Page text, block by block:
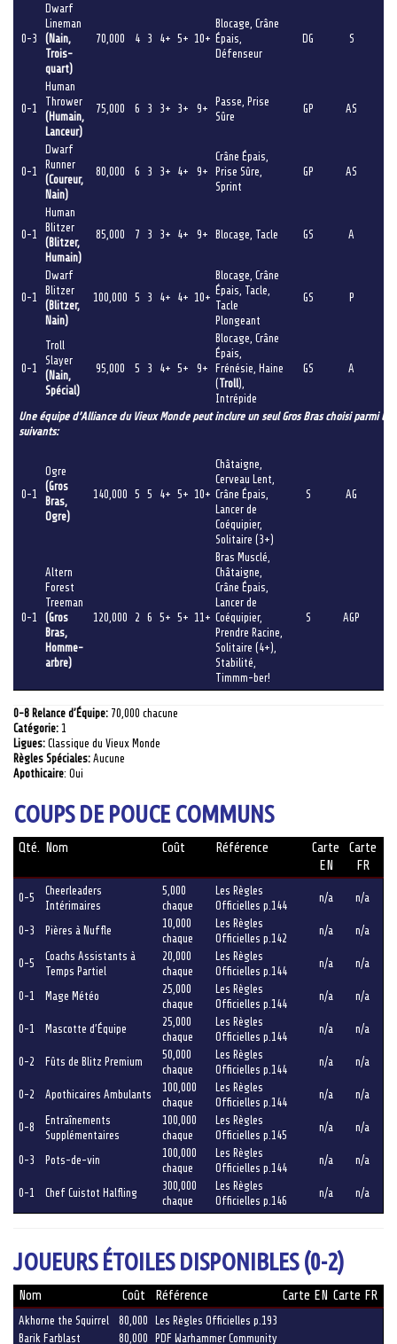
0-3
Dwarf
Lineman
(Nain,
Trois-
quart)
70,000 4 3 4+ 5+ 10+
Blocage, Crâne
Épais,
Défenseur
DG S
0-1
Human
Thrower
(Humain,
Lanceur)
75,000 6 3 3+ 3+ 9+
Passe, Prise
Sûre
GP AS
0-1
Dwarf
Runner
(Coureur,
Nain)
80,000 6 3 3+ 4+ 9+
Crâne Épais,
Prise Sûre,
Sprint
GP AS
0-1
Human
Blitzer
(Blitzer,
Humain)
85,000 7 3 3+ 4+ 9+ Blocage, Tacle GS A
0-1
Dwarf
Blitzer
(Blitzer,
Nain)
100,000 5 3 4+ 4+ 10+
Blocage, Crâne
Épais, Tacle,
Tacle
Plongeant
GS P
0-1
Troll
Slayer
(Nain,
Spécial)
95,000 5 3 4+ 5+ 9+
Blocage, Crâne
Épais,
Frénésie, Haine
(Troll),
Intrépide
GS A
Une équipe d’Alliance du Vieux Monde peut inclure un seul Gros Bras choisi parmi les
suivants:
0-1
Ogre
(Gros
Bras,
Ogre)
140,000 5 5 4+ 5+ 10+
Châtaigne,
Cerveau Lent,
Crâne Épais,
Lancer de
Coéquipier,
Solitaire (3+)
S AG
0-1
Altern
Forest
Treeman
(Gros
Bras,
Homme-
arbre)
120,000 2 6 5+ 5+ 11+
Bras Musclé,
Châtaigne,
Crâne Épais,
Lancer de
Coéquipier,
Prendre Racine,
Solitaire (4+),
Stabilité,
Timmm-ber!
S AGP
0-8 Relance d’Équipe: 70,000 chacune
Catégorie: 1
Ligues: Classique du Vieux Monde
Règles Spéciales: Aucune
Apothicaire: Oui
COUPS DE POUCE COMMUNS
Qté. Nom Coût Référence
Carte
EN
Carte
FR
0-5
Cheerleaders
Intérimaires
5,000
chaque
Les Règles
Officielles p.144
n/a n/a
0-3 Pières à Nuffle
10,000
chaque
Les Règles
Officielles p.142
n/a n/a
0-5
Coachs Assistants à
Temps Partiel
20,000
chaque
Les Règles
Officielles p.144
n/a n/a
0-1 Mage Météo
25,000
chaque
Les Règles
Officielles p.144
n/a n/a
0-1 Mascotte d’Équipe
25,000
chaque
Les Règles
Officielles p.144
n/a n/a
0-2 Fûts de Blitz Premium
50,000
chaque
Les Règles
Officielles p.144
n/a n/a
0-2 Apothicaires Ambulants
100,000
chaque
Les Règles
Officielles p.144
n/a n/a
0-8
Entraînements
Supplémentaires
100,000
chaque
Les Règles
Officielles p.145
n/a n/a
0-3 Pots-de-vin
100,000
chaque
Les Règles
Officielles p.144
n/a n/a
0-1 Chef Cuistot Halfling
300,000
chaque
Les Règles
Officielles p.146
n/a n/a
JOUEURS ÉTOILES DISPONIBLES (0-2)
Nom Coût Référence Carte EN Carte FR
Akhorne the Squirrel 80,000
Les Règles Officielles p.193
Barik Farblast
80,000 PDF Warhammer Community